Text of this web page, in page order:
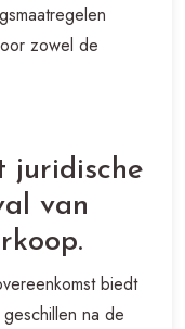
zowel de
juridische
van
biedt
na de